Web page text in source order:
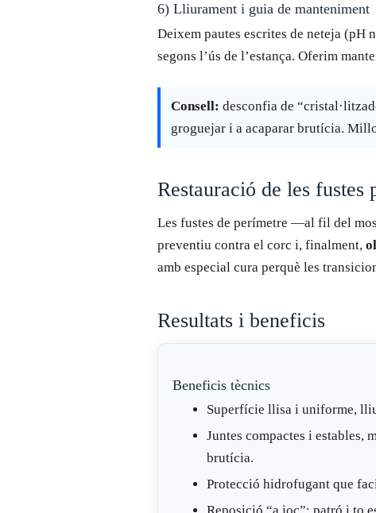
6) Lliurament i guia de manteniment
Deixem pautes escrites de neteja (pH
segons l’ús de l’estança. Oferim
Consell: desconfia de
groguejar i a acaparar brutícia.
Restauració de les fustes
Les fustes de perímetre —al fil del
preventiu contra el corc i, finalment,
amb especial cura perquè les
Resultats i beneficis
Beneficis tècnics
Superfície llisa i uniforme,
Juntes compactes i estables,
brutícia.
Protecció hidrofugant que
Reposició “a joc”: patró i to